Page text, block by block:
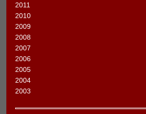
2011
2010
2009
2008
2007
2006
2005
2004
2003